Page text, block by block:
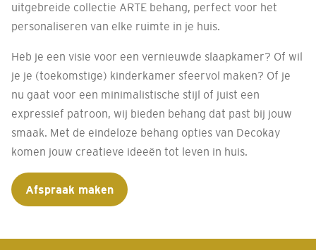
uitgebreide collectie ARTE behang, perfect voor het
personaliseren van elke ruimte in je huis.
Heb je een visie voor een vernieuwde slaapkamer? Of wil
je je (toekomstige) kinderkamer sfeervol maken? Of je
nu gaat voor een minimalistische stijl of juist een
expressief patroon, wij bieden behang dat past bij jouw
smaak. Met de eindeloze behang opties van Decokay
komen jouw creatieve ideeën tot leven in huis.
Afspraak maken